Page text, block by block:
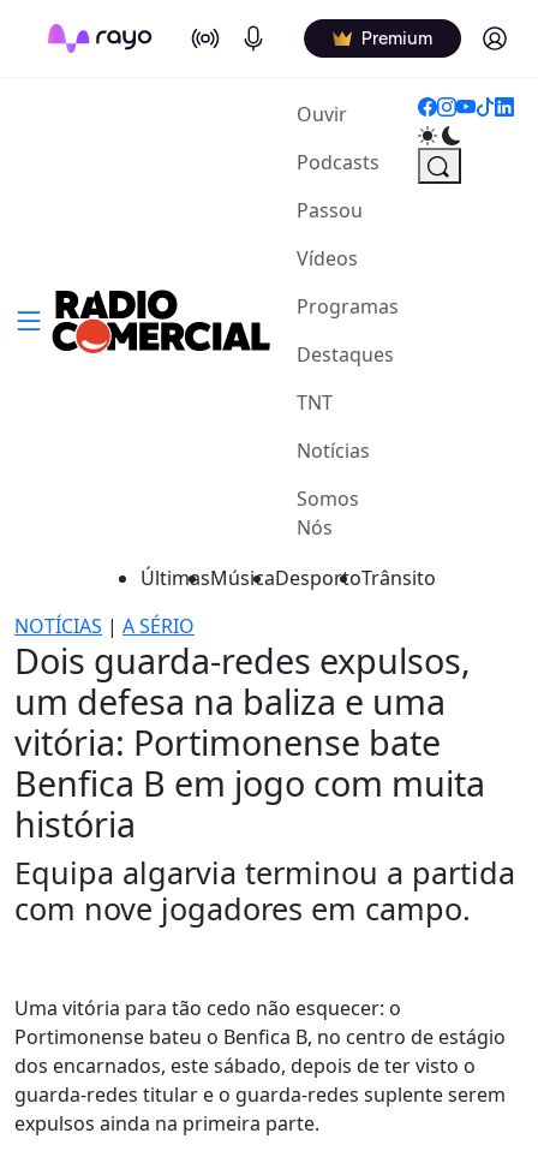
On Air Podcasts Premium Log in
Ouvir(current)
Podcasts
Passou
Vídeos
Programas
Destaques
TNT
Notícias
Somos
Nós
ÚltimasMúsicaDesportoTrânsito
NOTÍCIAS | A SÉRIO
Dois guarda-redes expulsos,
um defesa na baliza e uma
vitória: Portimonense bate
Benfica B em jogo com muita
história
Equipa algarvia terminou a partida
com nove jogadores em campo.
Uma vitória para tão cedo não esquecer: o
Portimonense bateu o Benfica B, no centro de estágio
dos encarnados, este sábado, depois de ter visto o
guarda-redes titular e o guarda-redes suplente serem
expulsos ainda na primeira parte.